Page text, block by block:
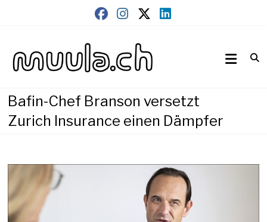
muula.ch
Bafin-Chef Branson versetzt
Zurich Insurance einen Dämpfer